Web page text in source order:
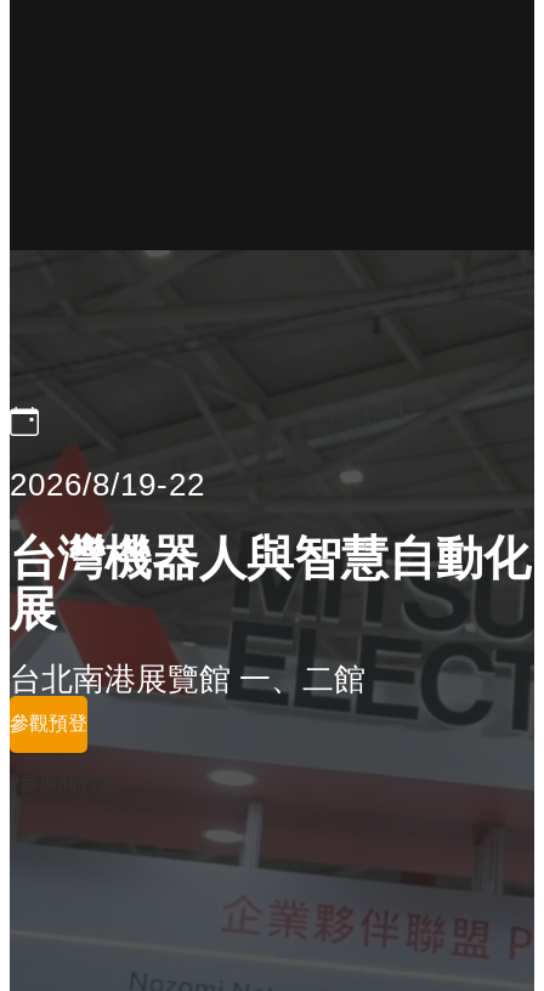
2026/8/19-22
台灣機器人與智慧自動化
展
台北南港展覽館 一、二館
參觀預登